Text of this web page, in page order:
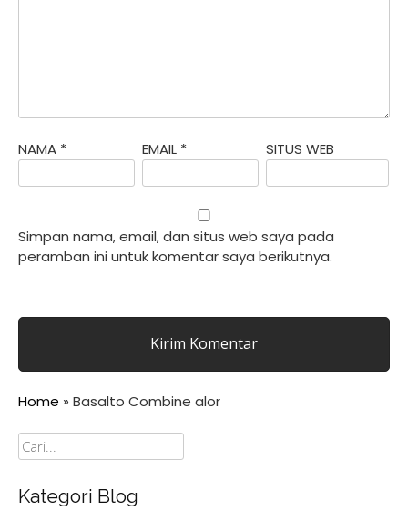
NAMA * EMAIL * SITUS WEB
Simpan nama, email, dan situs web saya pada
peramban ini untuk komentar saya berikutnya.
Home » Basalto Combine alor
Cari
Kategori Blog